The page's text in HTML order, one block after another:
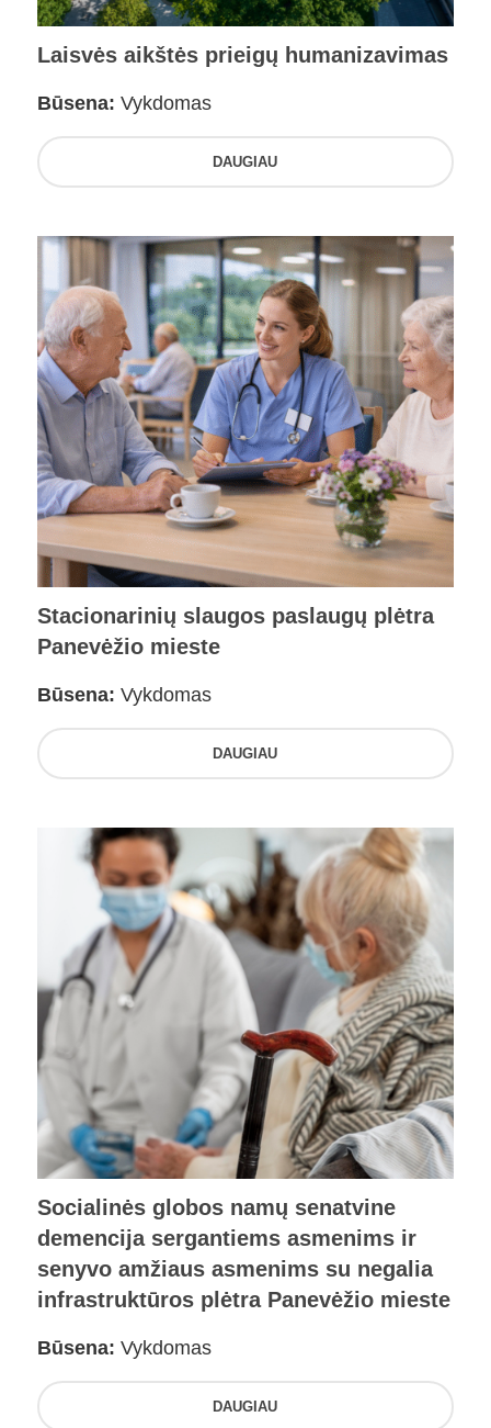
Laisvės aikštės prieigų humanizavimas
Būsena: Vykdomas
DAUGIAU
Stacionarinių slaugos paslaugų plėtra
Panevėžio mieste
Būsena: Vykdomas
DAUGIAU
Socialinės globos namų senatvine
demencija sergantiems asmenims ir
senyvo amžiaus asmenims su negalia
infrastruktūros plėtra Panevėžio mieste
Būsena: Vykdomas
DAUGIAU